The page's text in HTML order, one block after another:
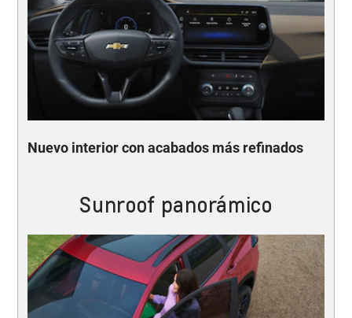
Nuevo interior con acabados más refinados
Sunroof panorámico